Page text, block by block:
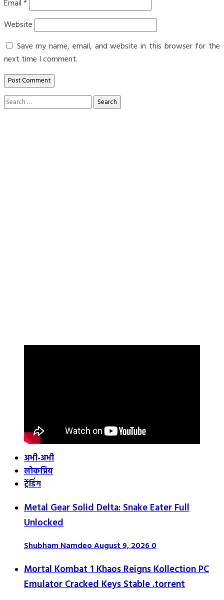
Email*
Website
Save my name, email, and website in this browser for the
next time I comment.
Search
अभी-अभी
लोकप्रिय
ट्रेंडिंग
Metal Gear Solid Delta: Snake Eater Full
Unlocked
Shubham NamdeoAugust 9, 20260
Mortal Kombat 1 Khaos Reigns Kollection PC
Emulator Cracked Keys Stable .torrent